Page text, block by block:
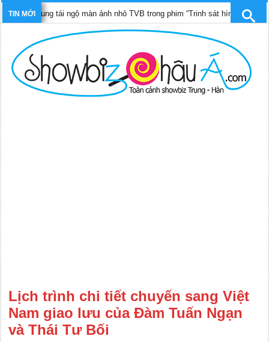
TIN MỚI
Dung tái ngộ màn ảnh nhỏ TVB trong phim “Trinh sát hình sự 12”
Lịch trình chi tiết chuyến sang Việt
Nam giao lưu của Đàm Tuấn Ngạn
và Thái Tư Bối